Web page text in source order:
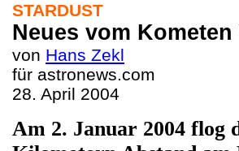
STARDUST
Neues vom Kometen
von Hans Zekl
für astronews.com
28. April 2004
Am 2. Januar 2004 flog